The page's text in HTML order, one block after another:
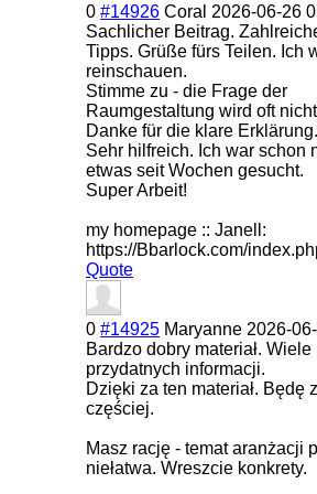
0 #14926 Coral 2026-06-26
Sachlicher Beitrag.
Tipps. Grüße fürs Teilen. Ich
reinschauen.
Stimme zu - die Frage der
Raumgestaltung wird oft
Danke für die klare Erklärung.
Sehr hilfreich. Ich war schon
etwas seit Wochen gesucht.
Super Arbeit!
my homepage :: Janell:
https://Bbarlock.com/
Quote
0 #14925 Maryanne 2026-
Bardzo dobry materiał. Wiele
przydatnych informacji.
Dzięki za ten materiał. Będę
częściej.
Masz rację - temat aranżacji
niełatwa. Wreszcie konkrety.